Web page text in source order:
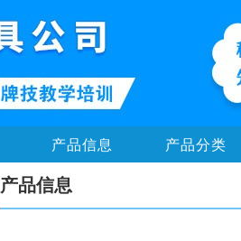
产品信息 产品分类
产品信息